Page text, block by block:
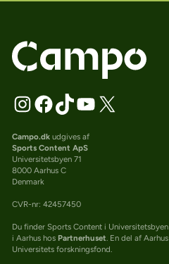
Campo.dkudgives af
Sports Content ApS
Universitetsbyen 71
8000 Aarhus C
Denmark
CVR-nr: 42457450
Du finder Sports Content i Universitetsbyen
i Aarhus hos Partnerhuset. En del af Aarhus
Universitets forskningsfond.